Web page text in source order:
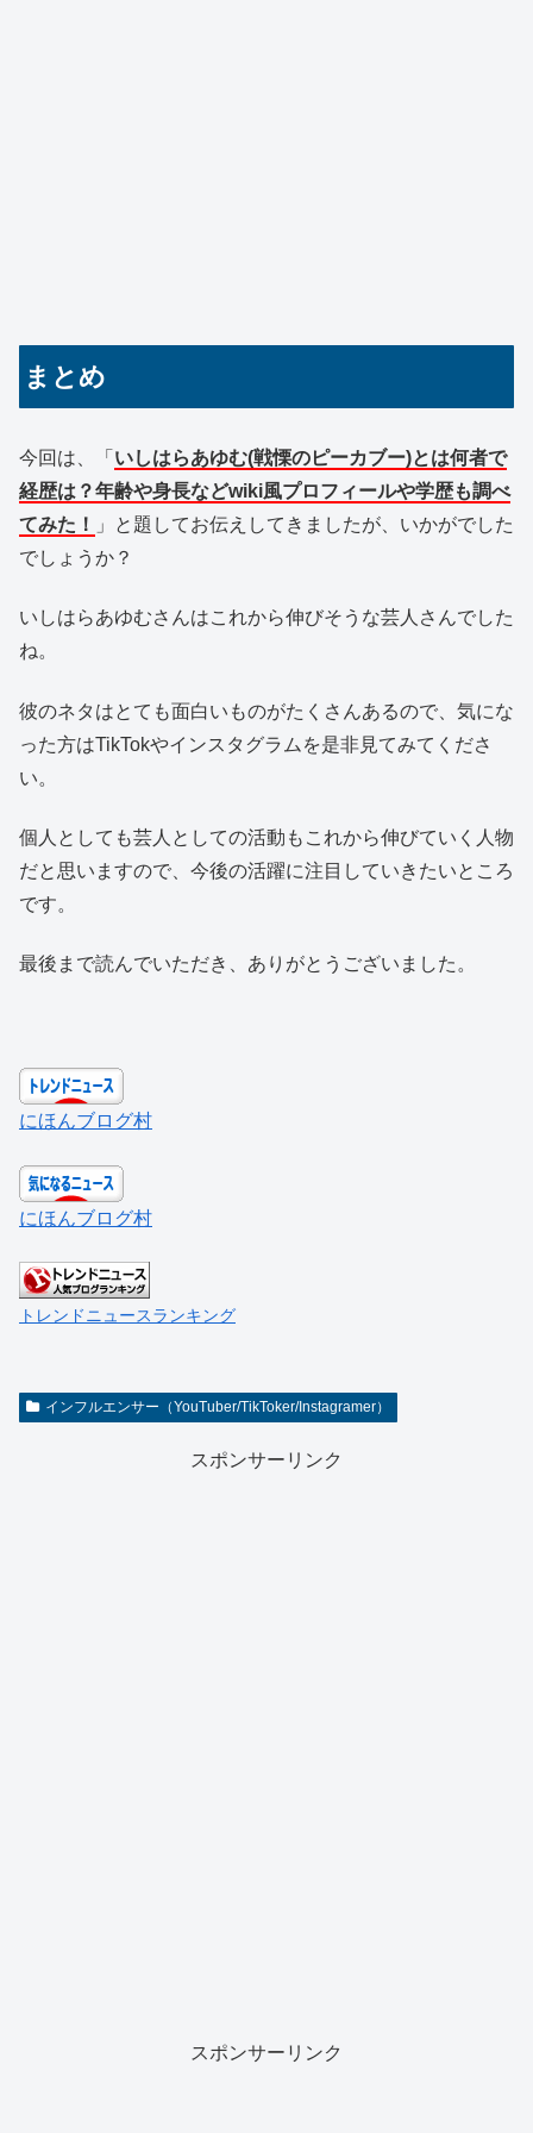
まとめ
今回は、「 いしはらあゆむ(戦慄のピーカブー)とは何者で
経歴は？年齢や身長などwiki風プロフィールや学歴も調べ
てみた！
」と題してお伝えしてきましたが、いかがでした
でしょうか？
いしはらあゆむさんはこれから伸びそうな芸人さんでした
ね。
彼のネタはとても面白いものがたくさんあるので、気にな
った方はTikTokやインスタグラムを是非見てみてくださ
い。
個人としても芸人としての活動もこれから伸びていく人物
だと思いますので、今後の活躍に注目していきたいところ
です。
最後まで読んでいただき、ありがとうございました。
にほんブログ村
にほんブログ村
トレンドニュースランキング
インフルエンサー（YouTuber/TikToker/Instagramer）
スポンサーリンク
スポンサーリンク